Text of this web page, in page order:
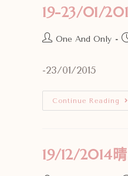
19-23/01/
One And Only
-23/01/2015
Continue Reading
19/12/2014